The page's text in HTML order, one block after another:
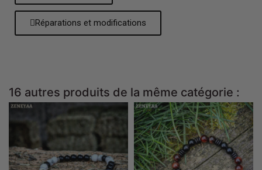
Réparations et modifications
16 autres produits de la même catégorie :